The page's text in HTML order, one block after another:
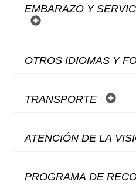
EMBARAZO Y
OTROS IDIOMAS Y
TRANSPORTE
ATENCIÓN DE LA
PROGRAMA DE